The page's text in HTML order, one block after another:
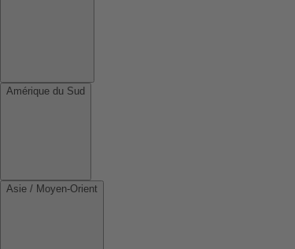
Amérique du Sud
Asie / Moyen-Orient